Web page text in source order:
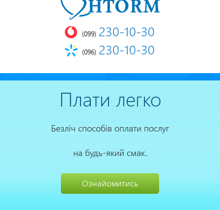
(099) 230-10-30
(096) 230-10-30
Плати легко
Безліч способів оплати послуг
на будь-який смак.
Ознайомитись